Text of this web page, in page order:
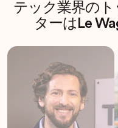
テック業界の
ターはLe